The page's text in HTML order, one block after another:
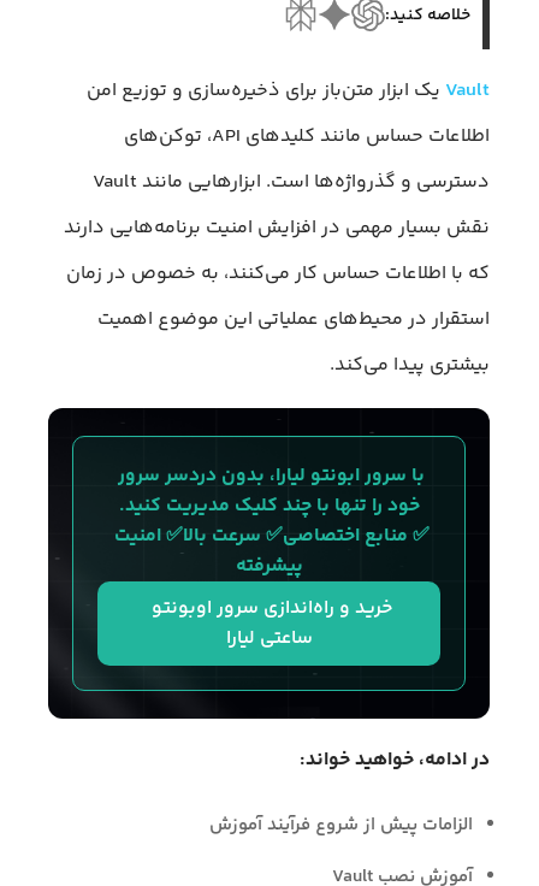
خلاصه کنید:
Vault یک ابزار متن‌باز برای ذخیره‌سازی و توزیع امن
اطلاعات حساس مانند کلیدهای API، توکن‌های
دسترسی و گذرواژه‌ها است. ابزارهایی مانند Vault
نقش بسیار مهمی در افزایش امنیت برنامه‌هایی دارند
که با اطلاعات حساس کار می‌کنند، به خصوص در زمان
استقرار در محیط‌های عملیاتی این موضوع اهمیت
بیشتری پیدا می‌کند.
با سرور ابونتو لیارا، بدون دردسر سرور
خود را تنها با چند کلیک مدیریت کنید.
✅ منابع اختصاصی✅ سرعت بالا✅ امنیت
پیشرفته
خرید و راه‌اندازی سرور اوبونتو
ساعتی لیارا
در ادامه، خواهید خواند:
الزامات پیش از شروع فرآیند آموزش
آموزش نصب Vault